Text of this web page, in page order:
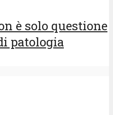
è solo questione
patologia